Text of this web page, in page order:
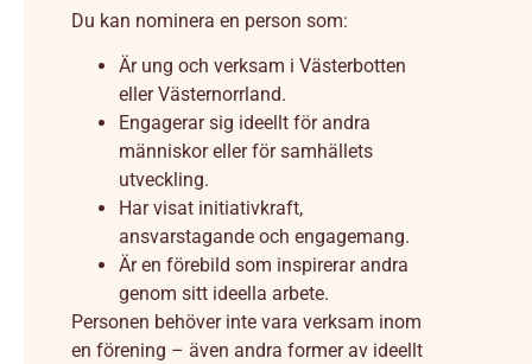
Du kan nominera en person som:
Är ung och verksam i Västerbotten
eller Västernorrland.
Engagerar sig ideellt för andra
människor eller för samhällets
utveckling.
Har visat initiativkraft,
ansvarstagande och engagemang.
Är en förebild som inspirerar andra
genom sitt ideella arbete.
Personen behöver inte vara verksam inom
en förening – även andra former av ideellt